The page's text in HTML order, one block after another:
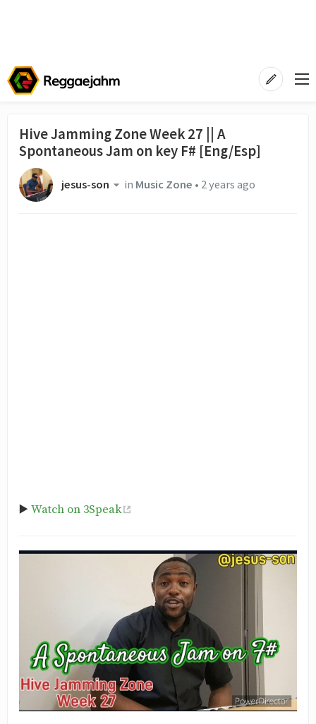
Hive Jamming Zone Week 27 || A
Spontaneous Jam on key F# [Eng/Esp]
jesus-son in Music Zone • 2 years ago
▶️ Watch on 3Speak